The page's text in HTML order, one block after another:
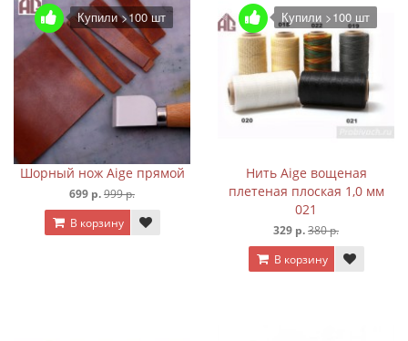
Купили >100 шт
Шорный нож Aige прямой
699 р.999 р.
В корзину
Купили >100 шт
Нить Aige вощеная
плетеная плоская 1,0 мм
021
329 р.380 р.
В корзину